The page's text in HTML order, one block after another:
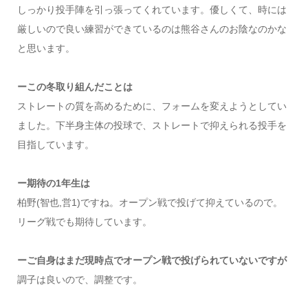
しっかり投手陣を引っ張ってくれています。優しくて、時には
厳しいので良い練習ができているのは熊谷さんのお陰なのかな
と思います。
ーこの冬取り組んだことは
ストレートの質を高めるために、フォームを変えようとしてい
ました。下半身主体の投球で、ストレートで抑えられる投手を
目指しています。
ー期待の1年生は
柏野(智也,営1)ですね。オープン戦で投げて抑えているので。
リーグ戦でも期待しています。
ーご自身はまだ現時点でオープン戦で投げられていないですが
調子は良いので、調整です。